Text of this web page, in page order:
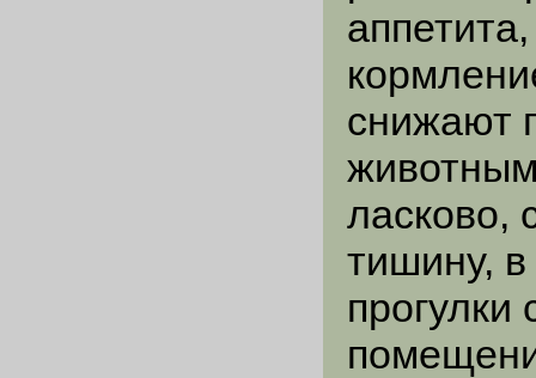
снижают
ласково,
тишину,
прогулки